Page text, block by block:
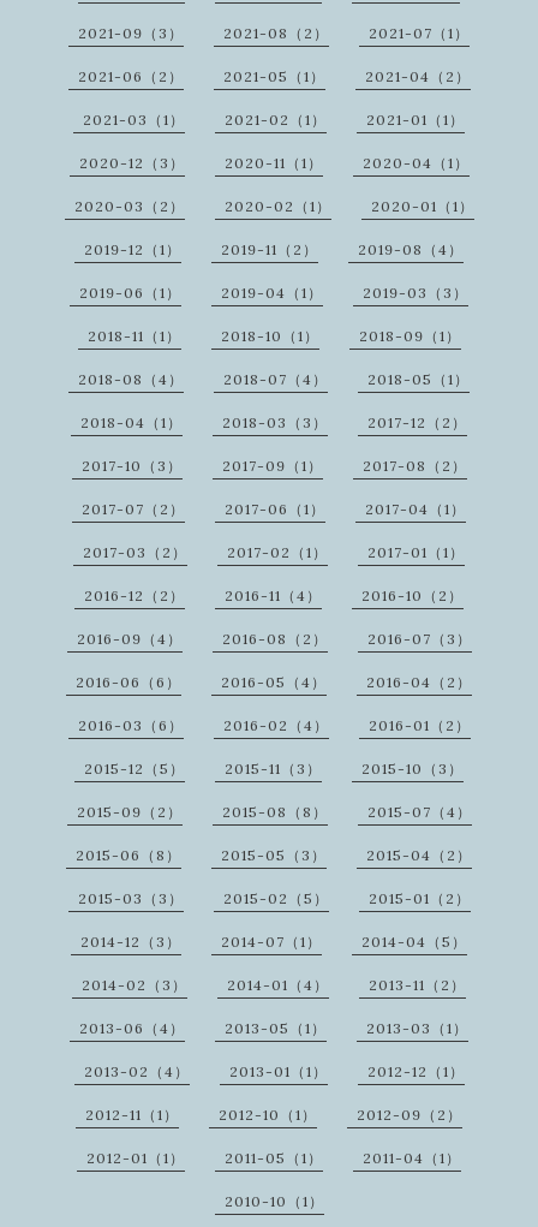
2021-09（3） 2021-08（2） 2021-07（1）
2021-06（2） 2021-05（1） 2021-04（2）
2021-03（1） 2021-02（1） 2021-01（1）
2020-12（3） 2020-11（1） 2020-04（1）
2020-03（2） 2020-02（1） 2020-01（1）
2019-12（1） 2019-11（2） 2019-08（4）
2019-06（1） 2019-04（1） 2019-03（3）
2018-11（1） 2018-10（1） 2018-09（1）
2018-08（4） 2018-07（4） 2018-05（1）
2018-04（1） 2018-03（3） 2017-12（2）
2017-10（3） 2017-09（1） 2017-08（2）
2017-07（2） 2017-06（1） 2017-04（1）
2017-03（2） 2017-02（1） 2017-01（1）
2016-12（2） 2016-11（4） 2016-10（2）
2016-09（4） 2016-08（2） 2016-07（3）
2016-06（6） 2016-05（4） 2016-04（2）
2016-03（6） 2016-02（4） 2016-01（2）
2015-12（5） 2015-11（3） 2015-10（3）
2015-09（2） 2015-08（8） 2015-07（4）
2015-06（8） 2015-05（3） 2015-04（2）
2015-03（3） 2015-02（5） 2015-01（2）
2014-12（3） 2014-07（1） 2014-04（5）
2014-02（3） 2014-01（4） 2013-11（2）
2013-06（4） 2013-05（1） 2013-03（1）
2013-02（4） 2013-01（1） 2012-12（1）
2012-11（1） 2012-10（1） 2012-09（2）
2012-01（1） 2011-05（1） 2011-04（1）
2010-10（1）